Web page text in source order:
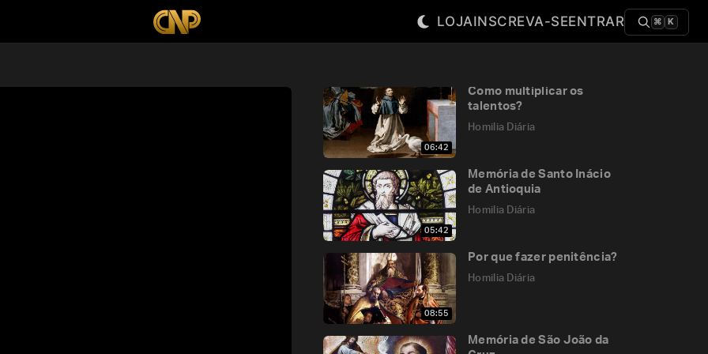
LOJAINSCREVA-SEENTRAR ⌘ K
06:42
Como multiplicar os
talentos?
Homilia Diária
05:42
Memória de Santo Inácio
de Antioquia
Homilia Diária
08:55
Por que fazer penitência?
Homilia Diária
Memória de São João da